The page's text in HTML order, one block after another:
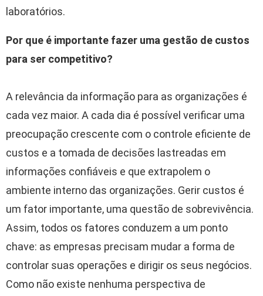
laboratórios.
Por que é importante fazer uma gestão de custos
para ser competitivo?
A relevância da informação para as organizações é
cada vez maior. A cada dia é possível verificar uma
preocupação crescente com o controle eficiente de
custos e a tomada de decisões lastreadas em
informações confiáveis e que extrapolem o
ambiente interno das organizações. Gerir custos é
um fator importante, uma questão de sobrevivência.
Assim, todos os fatores conduzem a um ponto
chave: as empresas precisam mudar a forma de
controlar suas operações e dirigir os seus negócios.
Como não existe nenhuma perspectiva de